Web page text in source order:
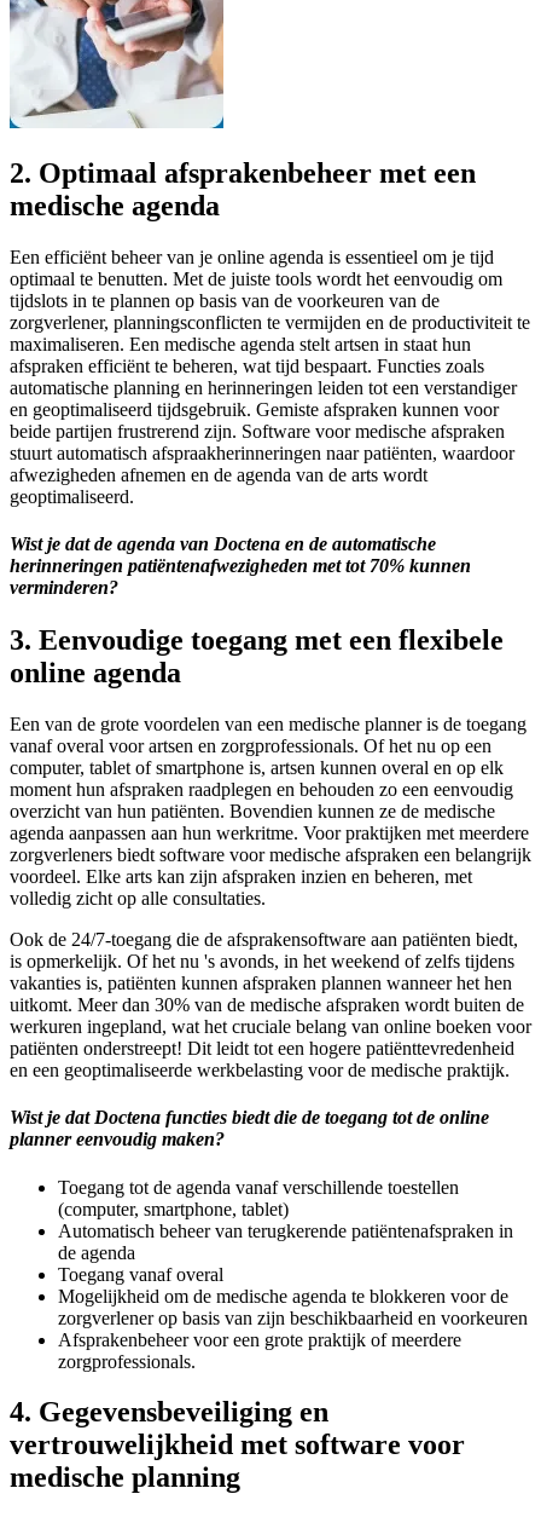
2. Optimaal afsprakenbeheer met een
medische agenda
Een efficiënt beheer van je online agenda is essentieel om je tijd
optimaal te benutten. Met de juiste tools wordt het eenvoudig om
tijdslots in te plannen op basis van de voorkeuren van de
zorgverlener, planningsconflicten te vermijden en de productiviteit te
maximaliseren. Een medische agenda stelt artsen in staat hun
afspraken efficiënt te beheren, wat tijd bespaart. Functies zoals
automatische planning en herinneringen leiden tot een verstandiger
en geoptimaliseerd tijdsgebruik. Gemiste afspraken kunnen voor
beide partijen frustrerend zijn. Software voor medische afspraken
stuurt automatisch afspraakherinneringen naar patiënten, waardoor
afwezigheden afnemen en de agenda van de arts wordt
geoptimaliseerd.
Wist je dat de agenda van Doctena en de automatische
herinneringen patiëntenafwezigheden met tot 70% kunnen
verminderen?
3. Eenvoudige toegang met een flexibele
online agenda
Een van de grote voordelen van een medische planner is de toegang
vanaf overal voor artsen en zorgprofessionals. Of het nu op een
computer, tablet of smartphone is, artsen kunnen overal en op elk
moment hun afspraken raadplegen en behouden zo een eenvoudig
overzicht van hun patiënten. Bovendien kunnen ze de medische
agenda aanpassen aan hun werkritme. Voor praktijken met meerdere
zorgverleners biedt software voor medische afspraken een belangrijk
voordeel. Elke arts kan zijn afspraken inzien en beheren, met
volledig zicht op alle consultaties.
Ook de 24/7-toegang die de afsprakensoftware aan patiënten biedt,
is opmerkelijk. Of het nu 's avonds, in het weekend of zelfs tijdens
vakanties is, patiënten kunnen afspraken plannen wanneer het hen
uitkomt. Meer dan 30% van de medische afspraken wordt buiten de
werkuren ingepland, wat het cruciale belang van online boeken voor
patiënten onderstreept! Dit leidt tot een hogere patiënttevredenheid
en een geoptimaliseerde werkbelasting voor de medische praktijk.
Wist je dat Doctena functies biedt die de toegang tot de online
planner eenvoudig maken?
Toegang tot de agenda vanaf verschillende toestellen
(computer, smartphone, tablet)
Automatisch beheer van terugkerende patiëntenafspraken in
de agenda
Toegang vanaf overal
Mogelijkheid om de medische agenda te blokkeren voor de
zorgverlener op basis van zijn beschikbaarheid en voorkeuren
Afsprakenbeheer voor een grote praktijk of meerdere
zorgprofessionals.
4. Gegevensbeveiliging en
vertrouwelijkheid met software voor
medische planning